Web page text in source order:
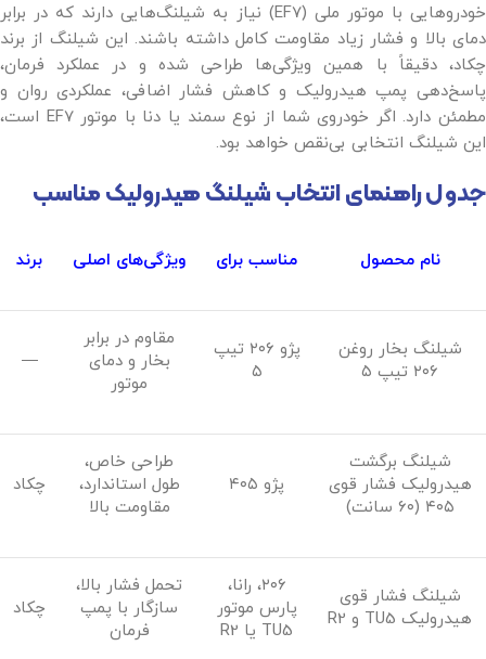
خودروهایی با موتور ملی (EF7) نیاز به شیلنگ‌هایی دارند که در برابر
دمای بالا و فشار زیاد مقاومت کامل داشته باشند. این شیلنگ از برند
چکاد، دقیقاً با همین ویژگی‌ها طراحی شده و در عملکرد فرمان،
پاسخ‌دهی پمپ هیدرولیک و کاهش فشار اضافی، عملکردی روان و
مطمئن دارد. اگر خودروی شما از نوع سمند یا دنا با موتور EF7 است،
این شیلنگ انتخابی بی‌نقص خواهد بود.
جدول راهنمای انتخاب شیلنگ هیدرولیک مناسب
نام محصول مناسب برای ویژگی‌های اصلی برند
شیلنگ بخار روغن
۲۰۶ تیپ ۵
پژو ۲۰۶ تیپ
۵
مقاوم در برابر
بخار و دمای
موتور
—
شیلنگ برگشت
هیدرولیک فشار قوی
۴۰۵ (۶۰ سانت)
پژو ۴۰۵
طراحی خاص،
طول استاندارد،
مقاومت بالا
چکاد
شیلنگ فشار قوی
هیدرولیک TU5 و R2
۲۰۶، رانا،
پارس موتور
TU5 یا R2
تحمل فشار بالا،
سازگار با پمپ
فرمان
چکاد